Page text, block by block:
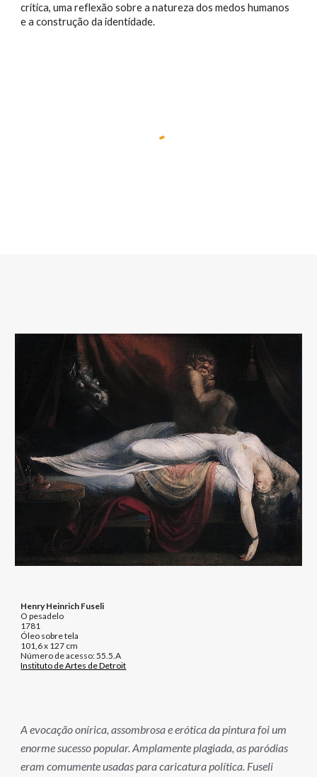
crítica, uma reflexão sobre a natureza dos medos humanos
e a construção da identidade.
Henry Heinrich Fuseli
O pesadelo
1781
Óleo sobre tela
101,6 x 127 cm
Número de acesso: 55.5.A
Instituto de Artes de Detroit
A evocação onírica, assombrosa e erótica da pintura foi um
enorme sucesso popular. Amplamente plagiada, as paródias
eram comumente usadas para caricatura política. Fuseli